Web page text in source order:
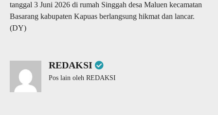
tanggal 3 Juni 2026 di rumah Singgah desa Maluen kecamatan
Basarang kabupaten Kapuas berlangsung hikmat dan lancar.
(DY)
REDAKSI
Pos lain oleh REDAKSI